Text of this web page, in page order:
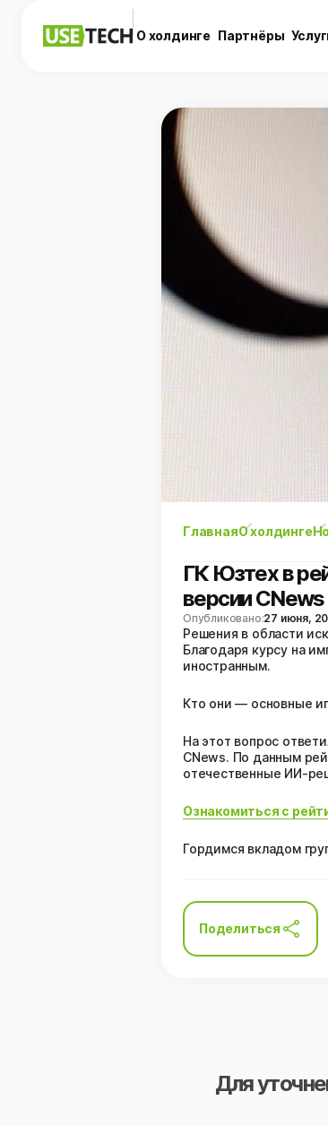
О холдинге Партнёры
ГлавнаяО холдинге
ГК Юзтех в
версии CNews
Опубликовано:27 июня,
Решения в области
Благодаря курсу на
иностранным.
Кто они — основные
На этот вопрос
CNews. По данным
отечественные ИИ-
Ознакомиться с
Гордимся вкладом
Поделиться
Для